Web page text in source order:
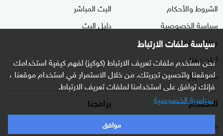
سياسة ملفات الارتباط
نحن نستخدم ملفات تعريف الارتباط (كوكيز) لفهم كيفية استخدامك
لموقعنا ولتحسين تجربتك. من خلال الاستمرار في استخدام موقعنا ،
فإنك توافق على استخدامنا لملفات تعريف الارتباط.
سياسية الخصوصية
موافق
الشروط والأحكام
سياسة الخصوصية
وظائف شاغرة
أعلن معنا
شاركنا برأيك
البث المباشر
دليل البث
الأقسام
شرق أوسط
برامجنا
غرفة الأخبار